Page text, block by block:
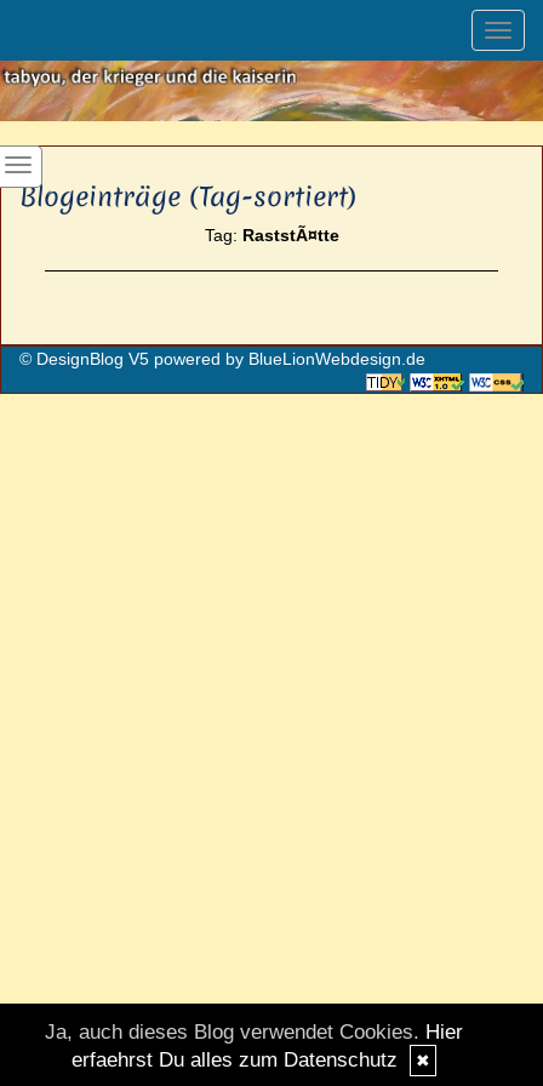
Blogeinträge (Tag-sortiert)
Tag: RaststÃ¤tte
© DesignBlog V5 powered by BlueLionWebdesign.de
Ja, auch dieses Blog verwendet Cookies. Hier
erfaehrst Du alles zum Datenschutz
✖